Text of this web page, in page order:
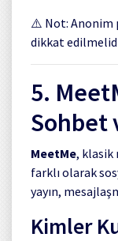
⚠️ Not: Anonim
dikkat
5.
Sohbet
MeetMe, klasik
farklı olarak
yayın,
Kimler